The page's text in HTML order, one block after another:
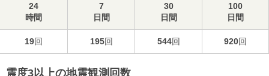
24
時間
7
日間
30
日間
100
日間
19回 195回 544回 920回
震度3以上の地震観測回数